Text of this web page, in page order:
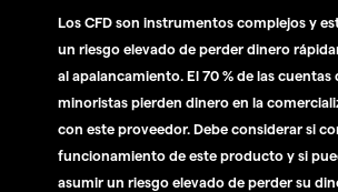
Los CFD son instrumentos complejos y
un riesgo elevado de perder dinero
al apalancamiento. El 70 % de las cuentas
minoristas pierden dinero en la
con este proveedor. Debe considerar si
funcionamiento de este producto y si
asumir un riesgo elevado de perder su